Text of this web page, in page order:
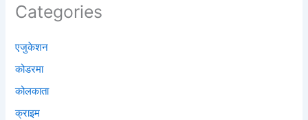
Categories
एजुकेशन
कोडरमा
कोलकाता
क्राइम